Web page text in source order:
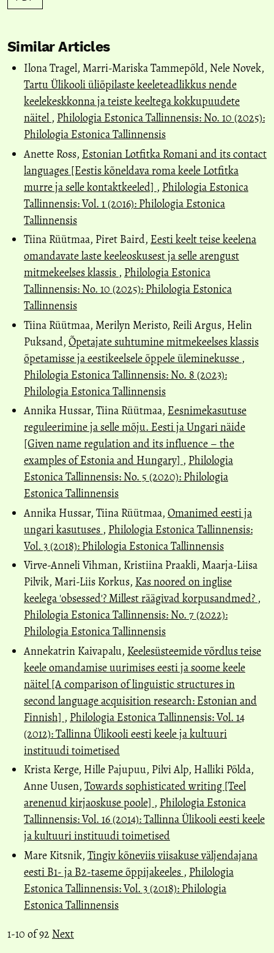
Similar Articles
Ilona Tragel, Marri-Mariska Tammepõld, Nele Novek,
Tartu Ülikooli üliõpilaste keeleteadlikkus nende
keelekeskkonna ja teiste keeltega kokkupuudete
näitel , Philologia Estonica Tallinnensis: No. 10 (2025):
Philologia Estonica Tallinnensis
Anette Ross, Estonian Lotfitka Romani and its contact
languages [Eestis kõneldava roma keele Lotfitka
murre ja selle kontaktkeeled] , Philologia Estonica
Tallinnensis: Vol. 1 (2016): Philologia Estonica
Tallinnensis
Tiina Rüütmaa, Piret Baird, Eesti keelt teise keelena
omandavate laste keeleoskusest ja selle arengust
mitmekeelses klassis , Philologia Estonica
Tallinnensis: No. 10 (2025): Philologia Estonica
Tallinnensis
Tiina Rüütmaa, Merilyn Meristo, Reili Argus, Helin
Puksand, Õpetajate suhtumine mitmekeelses klassis
õpetamisse ja eestikeelsele õppele üleminekusse ,
Philologia Estonica Tallinnensis: No. 8 (2023):
Philologia Estonica Tallinnensis
Annika Hussar, Tiina Rüütmaa, Eesnimekasutuse
reguleerimine ja selle mõju. Eesti ja Ungari näide
[Given name regulation and its influence – the
examples of Estonia and Hungary] , Philologia
Estonica Tallinnensis: No. 5 (2020): Philologia
Estonica Tallinnensis
Annika Hussar, Tiina Rüütmaa, Omanimed eesti ja
ungari kasutuses , Philologia Estonica Tallinnensis:
Vol. 3 (2018): Philologia Estonica Tallinnensis
Virve-Anneli Vihman, Kristiina Praakli, Maarja-Liisa
Pilvik, Mari-Liis Korkus, Kas noored on inglise
keelega 'obsessed'? Millest räägivad korpusandmed? ,
Philologia Estonica Tallinnensis: No. 7 (2022):
Philologia Estonica Tallinnensis
Annekatrin Kaivapalu, Keelesüsteemide võrdlus teise
keele omandamise uurimises eesti ja soome keele
näitel [A comparison of linguistic structures in
second language acquisition research: Estonian and
Finnish] , Philologia Estonica Tallinnensis: Vol. 14
(2012): Tallinna Ülikooli eesti keele ja kultuuri
instituudi toimetised
Krista Kerge, Hille Pajupuu, Pilvi Alp, Halliki Põlda,
Anne Uusen, Towards sophisticated writing [Teel
arenenud kirjaoskuse poole] , Philologia Estonica
Tallinnensis: Vol. 16 (2014): Tallinna Ülikooli eesti keele
ja kultuuri instituudi toimetised
Mare Kitsnik, Tingiv kõneviis viisakuse väljendajana
eesti B1- ja B2-taseme õppijakeeles , Philologia
Estonica Tallinnensis: Vol. 3 (2018): Philologia
Estonica Tallinnensis
1-10 of 92 Next